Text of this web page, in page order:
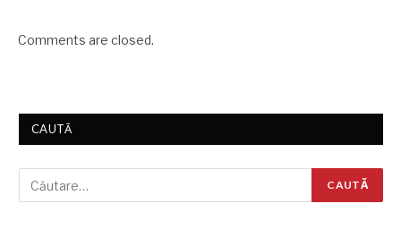
Comments are closed.
CAUTĂ